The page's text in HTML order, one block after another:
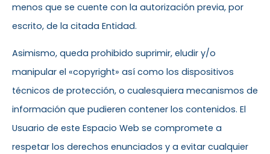
menos que se cuente con la autorización previa, por
escrito, de la citada Entidad.
Asimismo, queda prohibido suprimir, eludir y/o
manipular el «copyright» así como los dispositivos
técnicos de protección, o cualesquiera mecanismos de
información que pudieren contener los contenidos. El
Usuario de este Espacio Web se compromete a
respetar los derechos enunciados y a evitar cualquier